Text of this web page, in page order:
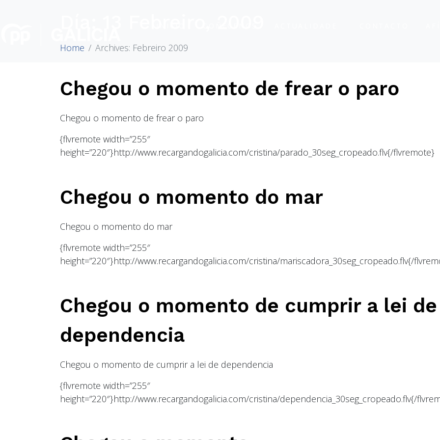
Home Archives: Febreiro 2009
Chegou o momento de frear o paro
Chegou o momento de frear o paro
{flvremote width=”255″
height=”220″}http://www.recargandogalicia.com/cristina/parado_30seg_cropeado.flv{/flvremote}
Chegou o momento do mar
Chegou o momento do mar
{flvremote width=”255″
height=”220″}http://www.recargandogalicia.com/cristina/mariscadora_30seg_cropeado.flv{/
Chegou o momento de cumprir a lei de
dependencia
Chegou o momento de cumprir a lei de dependencia
{flvremote width=”255″
height=”220″}http://www.recargandogalicia.com/cristina/dependencia_30seg_cropeado.flv{/